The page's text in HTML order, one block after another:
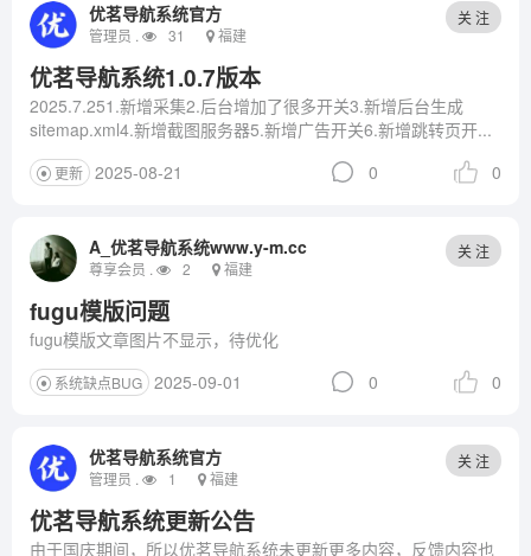
优茗导航系统官方
管理员 . 31 福建
关 注
优茗导航系统1.0.7版本
2025.7.251.新增采集2.后台增加了很多开关3.新增后台生成
sitemap.xml4.新增截图服务器5.新增广告开关6.新增跳转页开...
更新 2025-08-21 0 0
A_优茗导航系统www.y-m.cc
尊享会员 . 2 福建
关 注
fugu模版问题
fugu模版文章图片不显示，待优化
系统缺点BUG 2025-09-01 0 0
优茗导航系统官方
管理员 . 1 福建
关 注
优茗导航系统更新公告
由于国庆期间，所以优茗导航系统未更新更多内容，反馈内容也